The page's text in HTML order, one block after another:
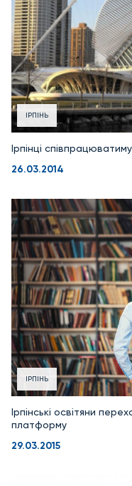
ІРПІНЬ
Ірпінці
26.03.2014
ІРПІНЬ
Ірпінські освітяни
платформу
29.03.2015